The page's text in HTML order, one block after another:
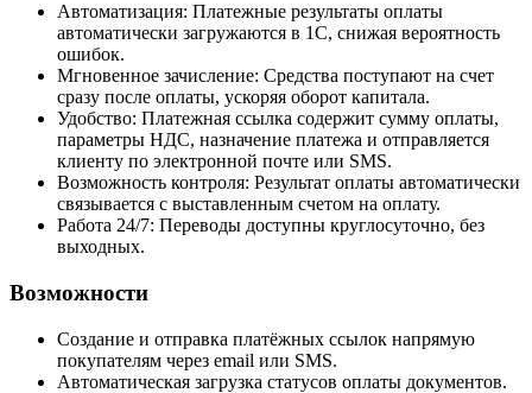
Автоматизация: Платежные результаты оплаты
автоматически загружаются в 1С, снижая вероятность
ошибок.
Мгновенное зачисление: Средства поступают на счет
сразу после оплаты, ускоряя оборот капитала.
Удобство: Платежная ссылка содержит сумму оплаты,
параметры НДС, назначение платежа и отправляется
клиенту по электронной почте или SMS.
Возможность контроля: Результат оплаты автоматически
связывается с выставленным счетом на оплату.
Работа 24/7: Переводы доступны круглосуточно, без
выходных.
Возможности
Создание и отправка платёжных ссылок напрямую
покупателям через email или SMS.
Автоматическая загрузка статусов оплаты документов.